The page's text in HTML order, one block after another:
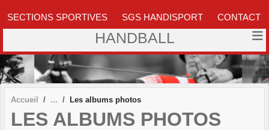
SECTIONS SPORTIVES SGS HANDISPORT CONTACT
HANDBALL
Accueil Les albums photos
LES ALBUMS PHOTOS